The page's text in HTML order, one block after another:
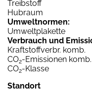
Treibstoff
Hubraum
Umweltnormen:
Umweltplakette
Verbrauch und
Kraftstoffverbr. komb.
CO2-Emissionen komb.
CO2-Klasse
Standort